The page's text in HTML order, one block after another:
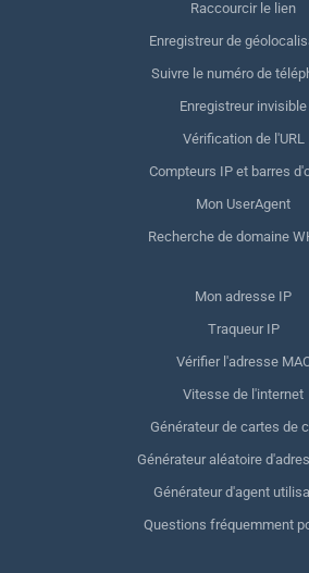
Raccourcir le lien
Enregistreur de
Suivre le numéro de
Enregistreur invisible
Vérification de l'URL
Compteurs IP et barres
Mon UserAgent
Recherche de domaine
Mon adresse IP
Traqueur IP
Vérifier l'adresse
Vitesse de l'internet
Générateur de cartes de
Générateur aléatoire
Générateur d'agent
Questions fréquemment